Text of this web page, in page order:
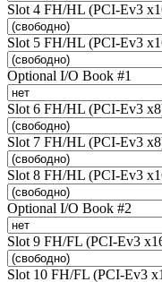
Slot 4 FH/HL (PCI-Ev3
Slot 5 FH/HL (PCI-Ev3
Optional I/O Book #1
Slot 6 FH/HL (PCI-Ev3
Slot 7 FH/HL (PCI-Ev3
Slot 8 FH/HL (PCI-Ev3
Optional I/O Book #2
Slot 9 FH/FL (PCI-Ev3
Slot 10 FH/FL (PCI-Ev3